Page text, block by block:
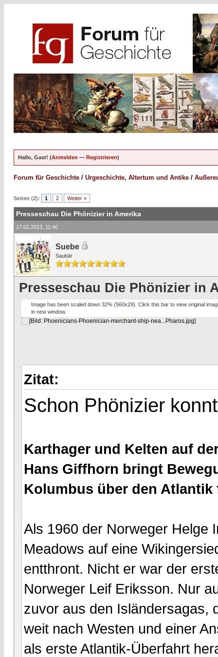
Hallo, Gast! (Anmelden — Registrieren)
Forum für Geschichte / Urgeschichte, Altertum und Antike /
Seiten (2): 1 2 Weiter »
Presseschau Die Phönizier in Amerika
17.01.2013, 11:40
Suebe
Saubär
Presseschau Die Phönizier in
Image has been scaled down 32% (560x29). Click this bar to view original
in new window.
Zitat:
Schon Phönizier
Karthager und Kelten auf
Hans Giffhorn bringt
Kolumbus über den Atlantik
Als 1960 der Norweger Helge
Meadows auf eine
entthront. Nicht er war der
Norweger Leif Eriksson. Nur
zuvor aus den Isländersagas,
weit nach Westen und einer
als erste Atlantik-Überfahrt